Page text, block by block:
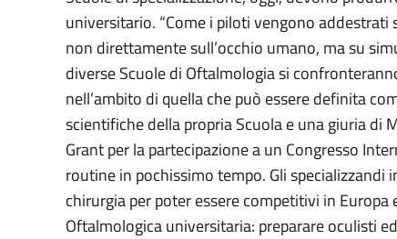
universitario. “Come i piloti vengono
non direttamente sull’occhio umano, ma su
diverse Scuole di Oftalmologia si
nell’ambito di quella che può essere definita
scientifiche della propria Scuola e una giuria di
Grant per la partecipazione a un Congresso
routine in pochissimo tempo. Gli
chirurgia per poter essere competitivi in
Oftalmologica universitaria: preparare oculisti